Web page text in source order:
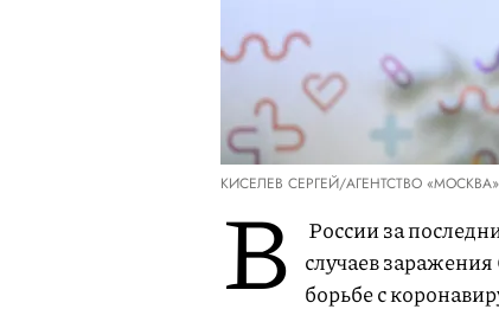
КИСЕЛЕВ СЕРГЕЙ/АГЕНТСТВО «МОСКВА»
В
России за
случаев
борьбе с